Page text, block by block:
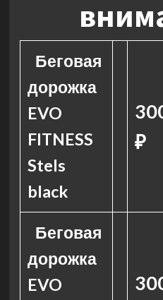
Беговая
дорожка
EVO
FITNESS
Stels
black
₽
Беговая
дорожка
EVO